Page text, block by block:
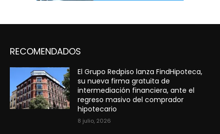
RECOMENDADOS
El Grupo Redpiso lanza FindHipoteca,
su nueva firma gratuita de
intermediación financiera, ante el
regreso masivo del comprador
hipotecario
8 julio, 2026